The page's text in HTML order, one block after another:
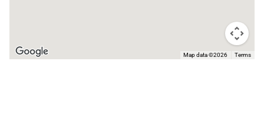
Map data ©2026 Terms